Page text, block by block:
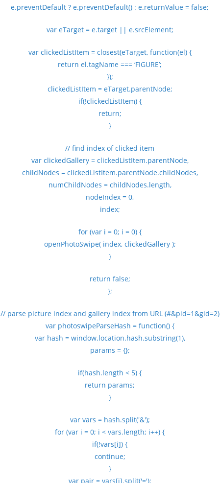
e.preventDefault ? e.preventDefault() : e.returnValue = false;
var eTarget = e.target || e.srcElement;
var clickedListItem = closest(eTarget, function(el) {
return el.tagName === ‘FIGURE’;
});
clickedListItem = eTarget.parentNode;
if(!clickedListItem) {
return;
}
// find index of clicked item
var clickedGallery = clickedListItem.parentNode,
childNodes = clickedListItem.parentNode.childNodes,
numChildNodes = childNodes.length,
nodeIndex = 0,
index;
for (var i = 0; i = 0) {
openPhotoSwipe( index, clickedGallery );
}
return false;
};
// parse picture index and gallery index from URL (#&pid=1&gid=2)
var photoswipeParseHash = function() {
var hash = window.location.hash.substring(1),
params = {};
if(hash.length < 5) {
return params;
}
var vars = hash.split('&');
for (var i = 0; i < vars.length; i++) {
if(!vars[i]) {
continue;
}
var pair = vars[i].split('=');